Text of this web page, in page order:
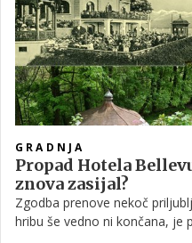
GRADNJA
Propad Hotela
znova zasijal?
Zgodba prenove nekoč
hribu še vedno ni končana, je